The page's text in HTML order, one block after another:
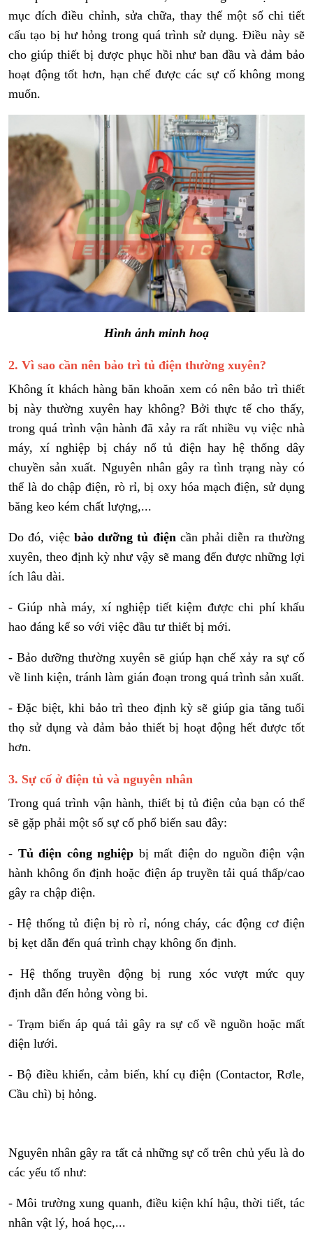
mục đích điều chỉnh, sửa chữa, thay thế một số chi tiết
cấu tạo bị hư hỏng trong quá trình sử dụng. Điều này sẽ
cho giúp thiết bị được phục hồi như ban đầu và đảm bảo
hoạt động tốt hơn, hạn chế được các sự cố không mong
muốn.
Hình ảnh minh hoạ
2. Vì sao cần nên bảo trì tủ điện thường xuyên?
Không ít khách hàng băn khoăn xem có nên bảo trì thiết
bị này thường xuyên hay không? Bởi thực tế cho thấy,
trong quá trình vận hành đã xảy ra rất nhiều vụ việc nhà
máy, xí nghiệp bị cháy nổ tủ điện hay hệ thống dây
chuyền sản xuất. Nguyên nhân gây ra tình trạng này có
thể là do chập điện, rò rỉ, bị oxy hóa mạch điện, sử dụng
băng keo kém chất lượng,...
Do đó, việc bảo dưỡng tủ điệncần phải diễn ra thường
xuyên, theo định kỳ như vậy sẽ mang đến được những lợi
ích lâu dài.
- Giúp nhà máy, xí nghiệp tiết kiệm được chi phí khấu
hao đáng kể so với việc đầu tư thiết bị mới.
- Bảo dưỡng thường xuyên sẽ giúp hạn chế xảy ra sự cố
về linh kiện, tránh làm gián đoạn trong quá trình sản xuất.
- Đặc biệt, khi bảo trì theo định kỳ sẽ giúp gia tăng tuổi
thọ sử dụng và đảm bảo thiết bị hoạt động hết được tốt
hơn.
3. Sự cố ở điện tủ và nguyên nhân
Trong quá trình vận hành, thiết bị tủ điện của bạn có thể
sẽ gặp phải một số sự cố phổ biến sau đây:
- Tủ điện công nghiệp bị mất điện do nguồn điện vận
hành không ổn định hoặc điện áp truyền tải quá thấp/cao
gây ra chập điện.
- Hệ thống tủ điện bị rò rỉ, nóng cháy, các động cơ điện
bị kẹt dẫn đến quá trình chạy không ổn định.
- Hệ thống truyền động bị rung xóc vượt mức quy
định dẫn đến hỏng vòng bi.
- Trạm biến áp quá tải gây ra sự cố về nguồn hoặc mất
điện lưới.
- Bộ điều khiển, cảm biến, khí cụ điện (Contactor, Rơle,
Cầu chì) bị hỏng.
Nguyên nhân gây ra tất cả những sự cố trên chủ yếu là do
các yếu tố như:
- Môi trường xung quanh, điều kiện khí hậu, thời tiết, tác
nhân vật lý, hoá học,...